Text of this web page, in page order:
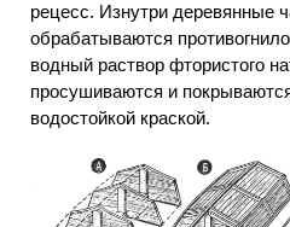
рецесс. Изнутри деревянные
обрабатываются
водный раствор фтористого
просушиваются и
водостойкой краской.